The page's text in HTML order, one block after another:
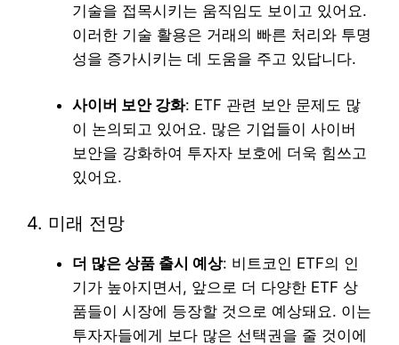
기술을 접목시키는 움직임도 보이고 있어요.
이러한 기술 활용은 거래의 빠른 처리와 투명
성을 증가시키는 데 도움을 주고 있답니다.
사이버 보안 강화: ETF 관련 보안 문제도 많
이 논의되고 있어요. 많은 기업들이 사이버
보안을 강화하여 투자자 보호에 더욱 힘쓰고
있어요.
4. 미래 전망
더 많은 상품 출시 예상: 비트코인 ETF의 인
기가 높아지면서, 앞으로 더 다양한 ETF 상
품들이 시장에 등장할 것으로 예상돼요. 이는
투자자들에게 보다 많은 선택권을 줄 것이에